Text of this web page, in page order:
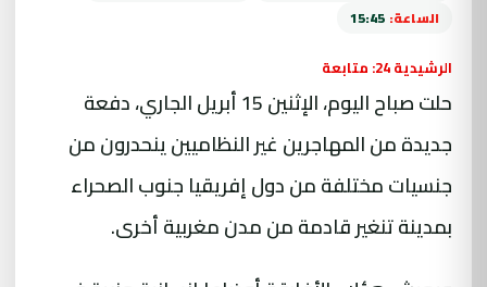
الساعة: 15:45
الرشيدية 24: متابعة
حلت صباح اليوم، الإثنين 15 أبريل الجاري، دفعة
جديدة من المهاجرين غير النظاميين ينحدرون من
جنسيات مختلفة من دول إفريقيا جنوب الصحراء
بمدينة تنغير قادمة من مدن مغربية أخرى.